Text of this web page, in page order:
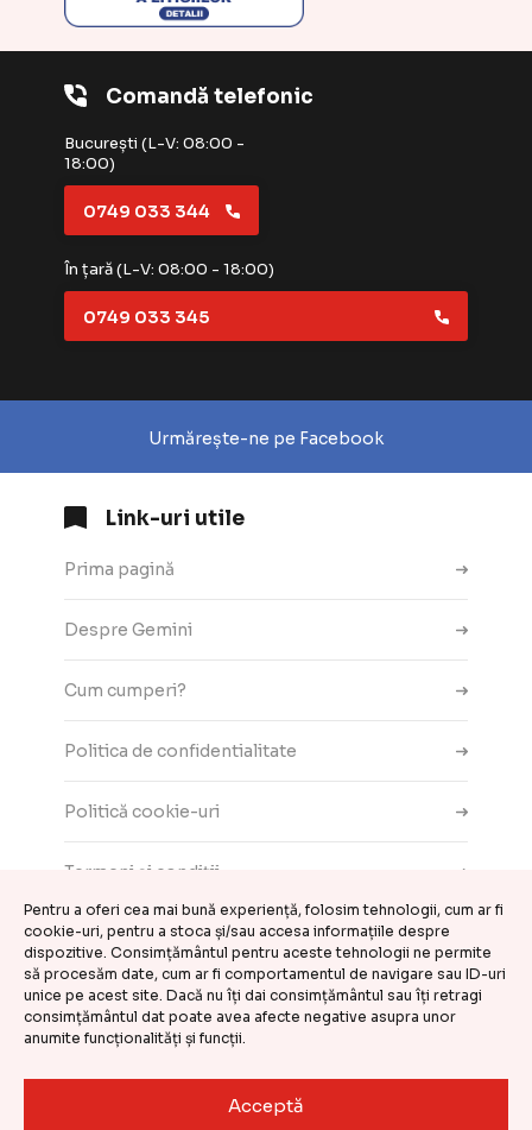
Pentru a oferi cea mai bună experiență, folosim tehnologii, cum ar fi
cookie-uri, pentru a stoca și/sau accesa informațiile despre
dispozitive. Consimțământul pentru aceste tehnologii ne permite
să procesăm date, cum ar fi comportamentul de navigare sau ID-uri
unice pe acest site. Dacă nu îți dai consimțământul sau îți retragi
consimțământul dat poate avea afecte negative asupra unor
anumite funcționalități și funcții.
Acceptă
Comandă telefonic
București (L-V: 08:00 -
18:00)
0749 033 344
În țară (L-V: 08:00 - 18:00)
0749 033 345
Urmărește-ne pe Facebook
Link-uri utile
Prima pagină
Despre Gemini
Cum cumperi?
Politica de confidentialitate
Politică cookie-uri
Termeni și condiții
Contact
ANPC
Setări cookie-uri